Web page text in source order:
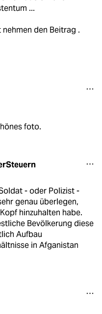
...
den Beitrag .
foto.
- oder Polizist -
genau überlegen,
hinzuhalten habe.
Bevölkerung diese
Aufbau
in Afganistan